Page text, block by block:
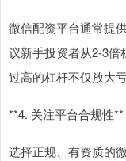
微信配资平台通常提
议新手投资者从2-3倍
过高的杠杆不仅放大
**4. 关注平台合规性**
选择正规、有资质的